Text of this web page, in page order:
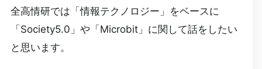
全高情研では「情報テクノロジー」をベースに
「Society5.0」や「Microbit」に関して話をしたい
と思います。